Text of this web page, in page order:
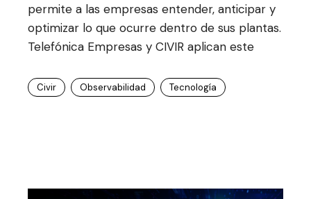
permite a las empresas entender, anticipar y
optimizar lo que ocurre dentro de sus plantas.
Telefónica Empresas y CIVIR aplican este
Civir Observabilidad Tecnología